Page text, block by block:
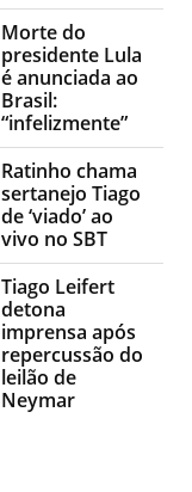
Morte do
presidente Lula
é anunciada ao
Brasil:
“infelizmente”
Ratinho chama
sertanejo Tiago
de ‘viado’ ao
vivo no SBT
Tiago Leifert
detona
imprensa após
repercussão do
leilão de
Neymar